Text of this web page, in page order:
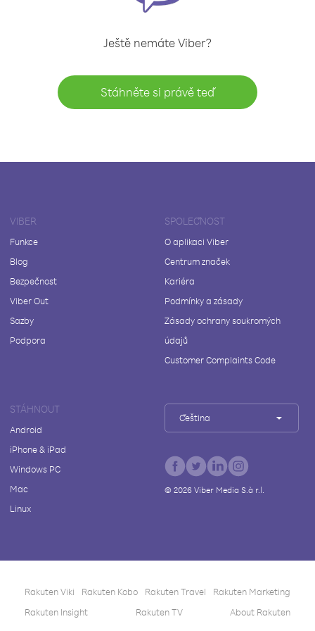
Ještě nemáte Viber?
Stáhněte si právě teď
VIBER
Funkce
Blog
Bezpečnost
Viber Out
Sazby
Podpora
SPOLEČNOST
O aplikaci Viber
Centrum značek
Kariéra
Podmínky a zásady
Zásady ochrany soukromých
údajů
Customer Complaints Code
STÁHNOUT
Android
iPhone & iPad
Windows PC
Mac
Linux
Čeština
© 2026Viber Media S.à r.l.
Rakuten Viki Rakuten Kobo Rakuten Travel
Rakuten Marketing
Rakuten Insight
Rakuten TV About Rakuten